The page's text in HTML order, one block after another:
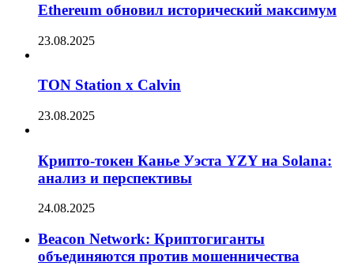
Ethereum обновил исторический максимум
23.08.2025
TON Station x Calvin
23.08.2025
Крипто-токен Канье Уэста YZY на Solana:
анализ и перспективы
24.08.2025
Beacon Network: Криптогиганты
объединяются против мошенничества